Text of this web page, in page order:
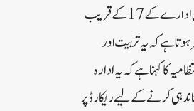
طور پر دہشت گرد صفوں میں شامل ہوئے اور بعد میں الگ الگ تصادم میں مارے گئے۔ پولیس نے منگل کو بتایا”اس ادارے کے 17 کے قریب
ہے کہ یہ تربیت اور
کا کہنا ہے کہ یہ ادارہ
کرنے کے لیے ریکارڈ پر